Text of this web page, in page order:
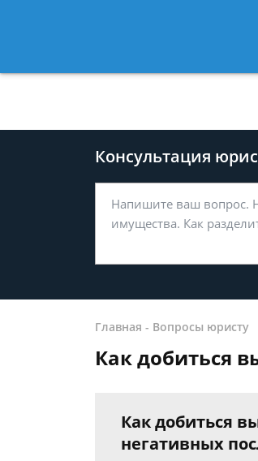
Консультация
Главная - Вопросы юристу
Как добиться
Как добиться
негативных